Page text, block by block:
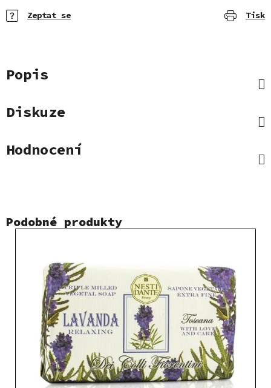
Tisk
Zeptat se
Popis
Diskuze
Hodnocení
Podobné produkty